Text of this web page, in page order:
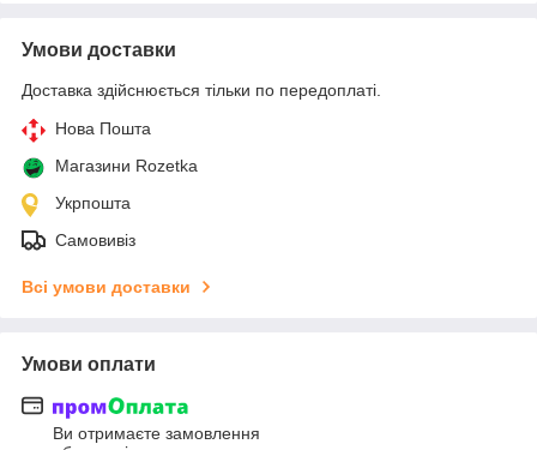
Умови доставки
Доставка здійснюється тільки по передоплаті.
Нова Пошта
Магазини Rozetka
Укрпошта
Самовивіз
Всі умови доставки
Умови оплати
Ви отримаєте замовлення